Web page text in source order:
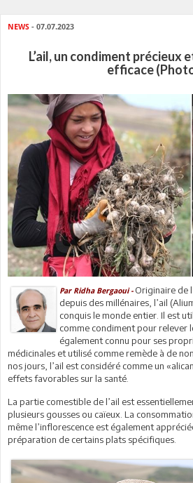
NEWS - 07.07.2023
L’ail, un condiment précieux
efficace
Par Ridha Bergaoui -Originaire de
depuis des millénaires, l’ail
conquis le monde entier. Il est
comme condiment pour relever
également connu pour ses
médicinales et utilisé comme remède à de
nos jours, l’ail est considéré comme un
effets favorables sur la santé.
La partie comestible de l’ail est
plusieurs gousses ou caïeux. La
même l’inflorescence est également
préparation de certains plats spécifiques.